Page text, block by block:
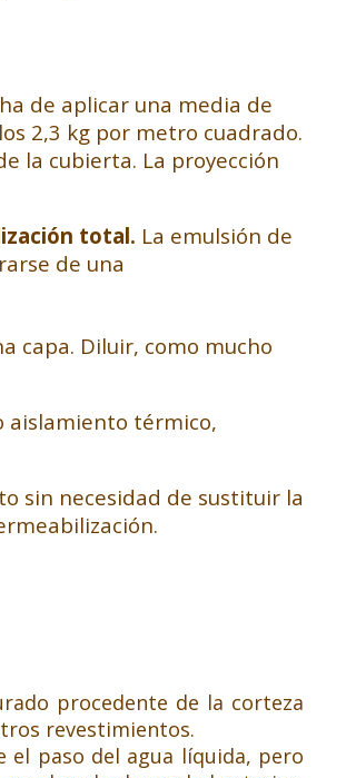
de aplicar una media de
2,3 kg por metro cuadrado.
la cubierta. La proyección
total. La emulsión de
de una
capa. Diluir, como mucho
aislamiento térmico,
sin necesidad de sustituir la
procedente de la corteza
revestimientos.
el paso del agua líquida, pero